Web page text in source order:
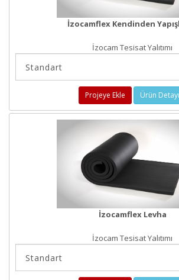
İzocamflex Kendinden
İzocam Tesisat Yalıtımı
Projeye Ekle Ürün Detayı
İzocamflex Levha
İzocam Tesisat Yalıtımı